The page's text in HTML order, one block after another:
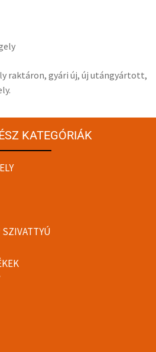
raktáron, gyári új, új utángyártott,
KATEGÓRIÁK
SZIVATTYÚ